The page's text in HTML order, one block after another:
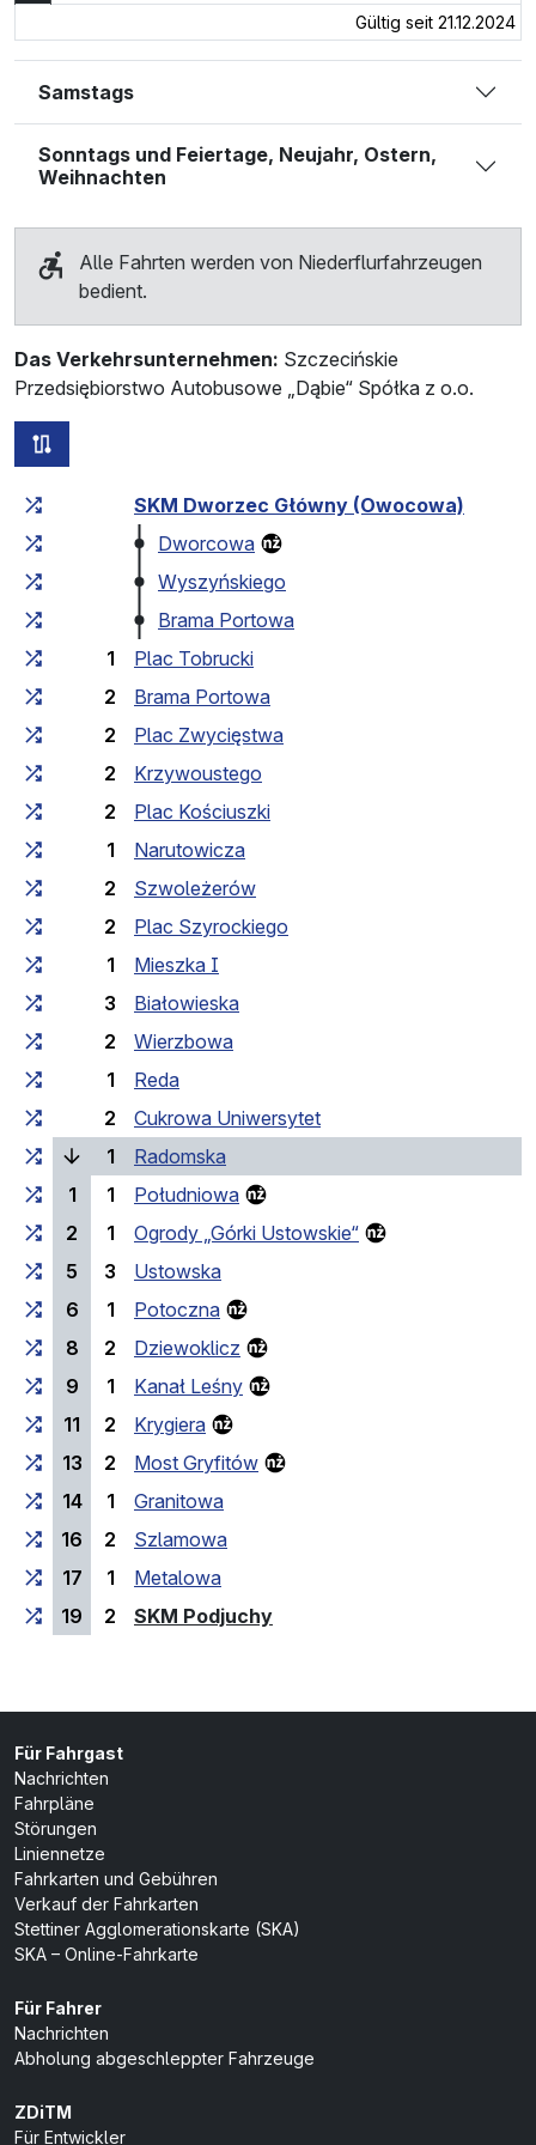
Gültig seit 21.12.2024
Samstags
Sonntags und Feiertage, Neujahr, Ostern,
Weihnachten
Alle Fahrten werden von Niederflurfahrzeugen
bedient.
Das Verkehrsunternehmen: Szczecińskie
Przedsiębiorstwo Autobusowe „Dąbie“ Spółka z o.o.
Fahrtzeit zunehmend Fahrtzeit zwischen den
SKM Dworzec Główny (Owocowa)
Dworcowa
Wyszyńskiego
Brama Portowa
1
Plac Tobrucki
2
Brama Portowa
2
Plac Zwycięstwa
2
Krzywoustego
2
Plac Kościuszki
1
Narutowicza
2
Szwoleżerów
2
Plac Szyrockiego
1
Mieszka I
3
Białowieska
2
Wierzbowa
1
Reda
2
Cukrowa Uniwersytet
1
Radomska
1
1
Południowa
2
1
Ogrody „Górki Ustowskie“
5
3
Ustowska
6
1
Potoczna
8
2
Dziewoklicz
9
1
Kanał Leśny
11
2
Krygiera
13
2
Most Gryfitów
14
1
Granitowa
16
2
Szlamowa
17
1
Metalowa
19
2 SKM Podjuchy(Endhaltestelle)
Für Fahrgast
Nachrichten
Fahrpläne
Störungen
Liniennetze
Fahrkarten und Gebühren
Verkauf der Fahrkarten
Stettiner Agglomerationskarte (SKA)
SKA – Online-Fahrkarte
Für Fahrer
Nachrichten
Abholung abgeschleppter Fahrzeuge
ZDiTM
Für Entwickler